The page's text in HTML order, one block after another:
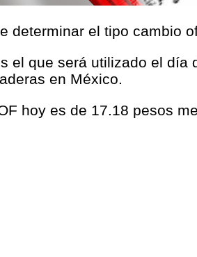
determinar el tipo cambio
el que será utilizado el
en México.
hoy es de 17.18 pesos